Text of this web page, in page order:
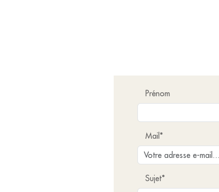
Prénom
Mail*
Sujet*